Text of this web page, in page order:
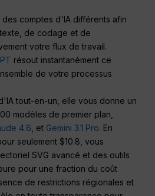
comptes d'IA différents afin
de codage et de
votre flux de travail.
résout instantanément ce
de votre processus
tout-en-un, elle vous donne un
modèles de premier plan,
4.6 , et Gemini 3.1 Pro. En
seulement $10.8, vous
SVG avancé et des outils
pour une fraction du coût
de restrictions régionales et